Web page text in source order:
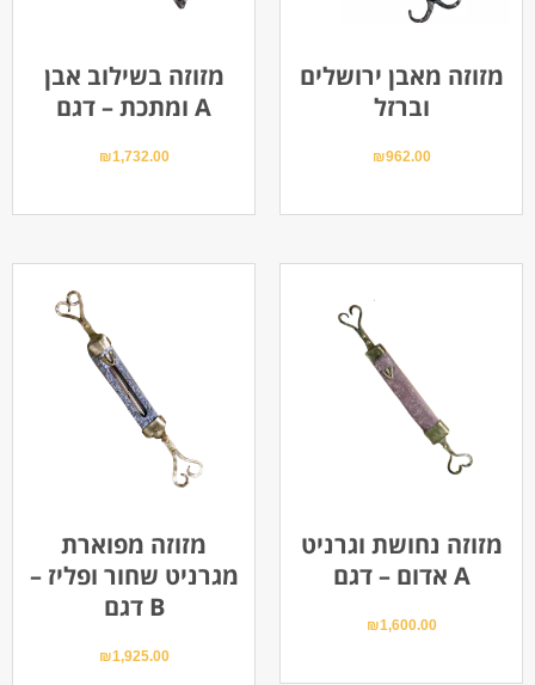
מזוזה בשילוב אבן
ומתכת – דגם A
₪1,732.00
מזוזה מאבן ירושלים
וברזל
₪962.00
מזוזה מפוארת
מגרניט שחור ופליז –
דגם B
₪1,925.00
מזוזה נחושת וגרניט
אדום – דגם A
₪1,600.00